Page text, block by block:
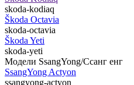
skoda-kodiaq
Škoda Octavia
skoda-octavia
Škoda Yeti
skoda-yeti
Модели SsangYong/Ссанг енг
SsangYong Actyon
ssangyong-actyon